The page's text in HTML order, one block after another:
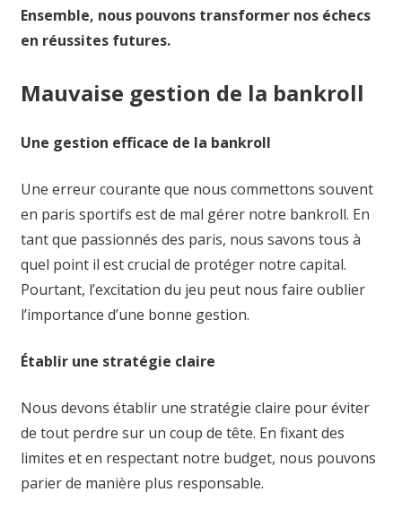
Ensemble, nous pouvons transformer nos échecs
en réussites futures.
Mauvaise gestion de la bankroll
Une gestion efficace de la bankroll
Une erreur courante que nous commettons souvent
en paris sportifs est de mal gérer notre bankroll. En
tant que passionnés des paris, nous savons tous à
quel point il est crucial de protéger notre capital.
Pourtant, l’excitation du jeu peut nous faire oublier
l’importance d’une bonne gestion.
Établir une stratégie claire
Nous devons établir une stratégie claire pour éviter
de tout perdre sur un coup de tête. En fixant des
limites et en respectant notre budget, nous pouvons
parier de manière plus responsable.